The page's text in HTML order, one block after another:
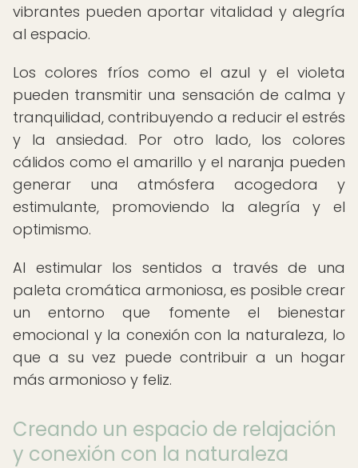
vibrantes pueden aportar vitalidad y alegría
al espacio.
Los colores fríos como el azul y el violeta
pueden transmitir una sensación de calma y
tranquilidad, contribuyendo a reducir el estrés
y la ansiedad. Por otro lado, los colores
cálidos como el amarillo y el naranja pueden
generar una atmósfera acogedora y
estimulante, promoviendo la alegría y el
optimismo.
Al estimular los sentidos a través de una
paleta cromática armoniosa, es posible crear
un entorno que fomente el bienestar
emocional y la conexión con la naturaleza, lo
que a su vez puede contribuir a un hogar
más armonioso y feliz.
Creando un espacio de relajación
y conexión con la naturaleza